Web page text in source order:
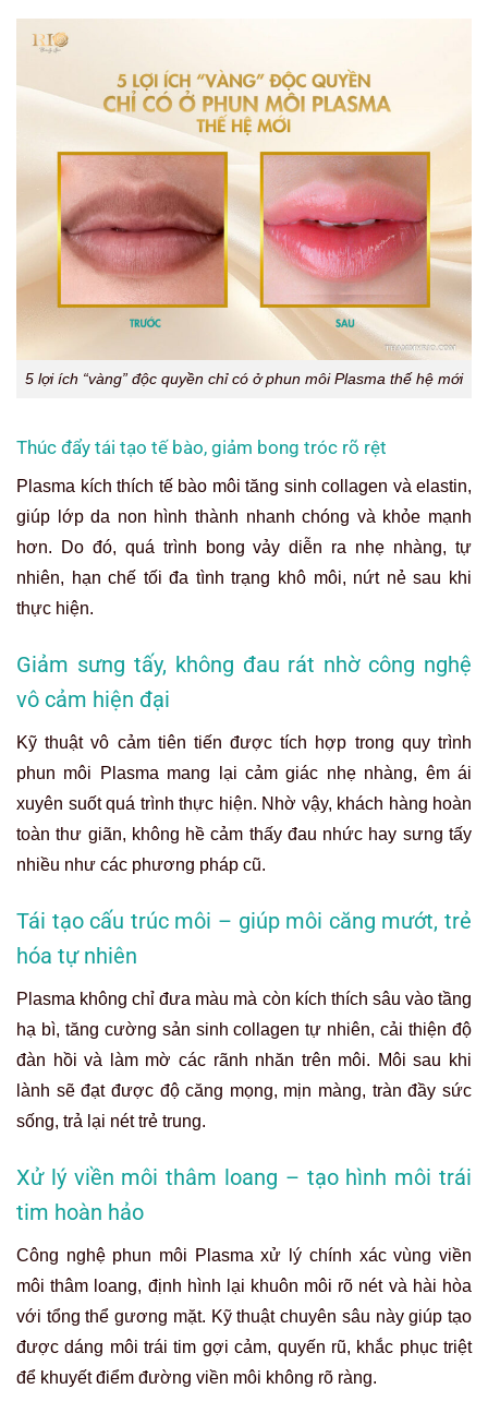
5 lợi ích “vàng” độc quyền chỉ có ở phun môi Plasma thế hệ mới
Thúc đẩy tái tạo tế bào, giảm bong tróc rõ rệt
Plasma kích thích tế bào môi tăng sinh collagen và elastin,
giúp lớp da non hình thành nhanh chóng và khỏe mạnh
hơn. Do đó, quá trình bong vảy diễn ra nhẹ nhàng, tự
nhiên, hạn chế tối đa tình trạng khô môi, nứt nẻ sau khi
thực hiện.
Giảm sưng tấy, không đau rát nhờ công nghệ
vô cảm hiện đại
Kỹ thuật vô cảm tiên tiến được tích hợp trong quy trình
phun môi Plasma mang lại cảm giác nhẹ nhàng, êm ái
xuyên suốt quá trình thực hiện. Nhờ vậy, khách hàng hoàn
toàn thư giãn, không hề cảm thấy đau nhức hay sưng tấy
nhiều như các phương pháp cũ.
Tái tạo cấu trúc môi – giúp môi căng mướt, trẻ
hóa tự nhiên
Plasma không chỉ đưa màu mà còn kích thích sâu vào tầng
hạ bì, tăng cường sản sinh collagen tự nhiên, cải thiện độ
đàn hồi và làm mờ các rãnh nhăn trên môi. Môi sau khi
lành sẽ đạt được độ căng mọng, mịn màng, tràn đầy sức
sống, trả lại nét trẻ trung.
Xử lý viền môi thâm loang – tạo hình môi trái
tim hoàn hảo
Công nghệ phun môi Plasma xử lý chính xác vùng viền
môi thâm loang, định hình lại khuôn môi rõ nét và hài hòa
với tổng thể gương mặt. Kỹ thuật chuyên sâu này giúp tạo
được dáng môi trái tim gợi cảm, quyến rũ, khắc phục triệt
để khuyết điểm đường viền môi không rõ ràng.